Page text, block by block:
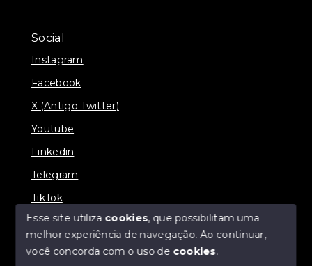
Social
Instagram
Facebook
X (Antigo Twitter)
Youtube
Linkedin
Telegram
TikTok
© Copyright 2026 - R19 Imóveis - Todos os direitos
Esse site utiliza cookies, que possibilitam uma
melhor experiência de navegação.Ao continuar,
você concorda com o uso de cookies.